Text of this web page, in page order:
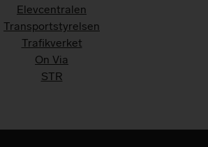
Elevcentralen
Transportstyrelsen
Trafikverket
On Via
STR